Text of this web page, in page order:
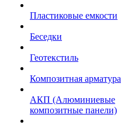
Пластиковые емкости
Беседки
Геотекстиль
Композитная арматура
АКП (Алюминиевые
композитные панели)